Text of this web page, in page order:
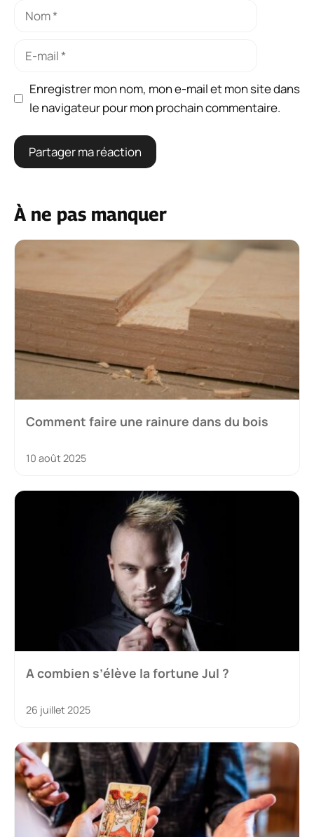
Nom
Enregistrer mon nom, mon e-mail et mon site dans
le navigateur pour mon prochain commentaire.
À ne pas manquer
Comment faire une rainure dans du bois
10 août 2025
A combien s’élève la fortune Jul ?
26 juillet 2025